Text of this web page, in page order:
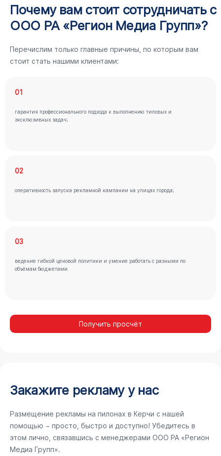
Почему вам стоит сотрудничать с
ООО РА «Регион Медиа Групп»?
Перечислим только главные причины, по которым вам
стоит стать нашими клиентами:
01
гарантия профессионального подхода к выполнению типовых и
эксклюзивных задач;
02
оперативность запуска рекламной кампании на улицах города;
03
ведение гибкой ценовой политики и умение работать с разными по
объёмам бюджетами.
Получить просчёт
Закажите рекламу у нас
Размещение рекламы на пилонах в Керчи с нашей
помощью − просто, быстро и доступно! Убедитесь в
этом лично, связавшись с менеджерами ООО РА «Регион
Медиа Групп».